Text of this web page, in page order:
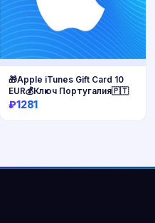
🎁Apple iTunes Gift Card 10
EUR💰Ключ Португалия🇵🇹
₽1281